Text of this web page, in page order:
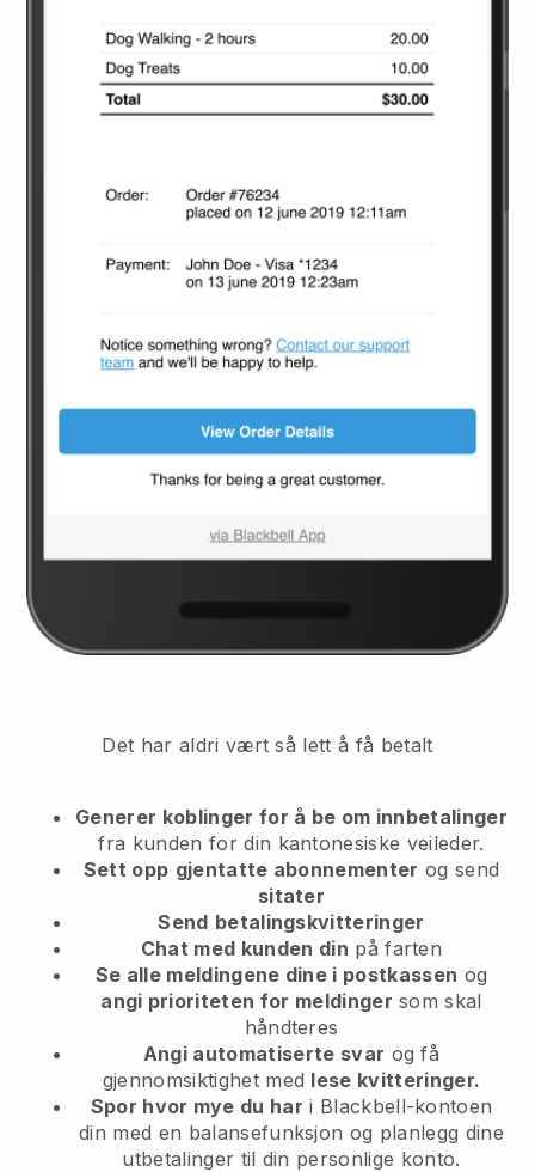
Det har aldri vært så lett å få betalt
Generer koblinger for å be om innbetalinger
fra kunden for din kantonesiske veileder.
Sett opp gjentatte abonnementer og send
sitater
Send betalingskvitteringer
Chat med kunden din på farten
Se alle meldingene dine i postkassen og
angi prioriteten for meldinger som skal
håndteres
Angi automatiserte svar og få
gjennomsiktighet med lese kvitteringer.
Spor hvor mye du har i Blackbell-kontoen
din med en balansefunksjon og planlegg dine
utbetalinger til din personlige konto.